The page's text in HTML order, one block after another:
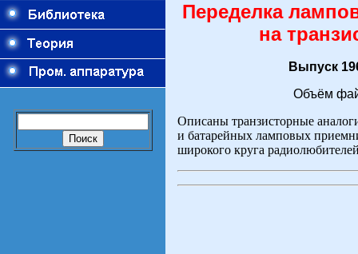
Переделка
на
Выпуск
Объём
Описаны транзисторные
и батарейных ламповых
широкого круга